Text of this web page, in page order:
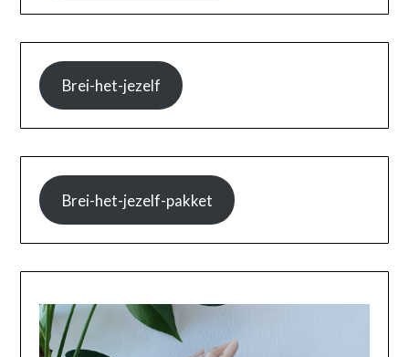
Brei-het-jezelf
Brei-het-jezelf-pakket